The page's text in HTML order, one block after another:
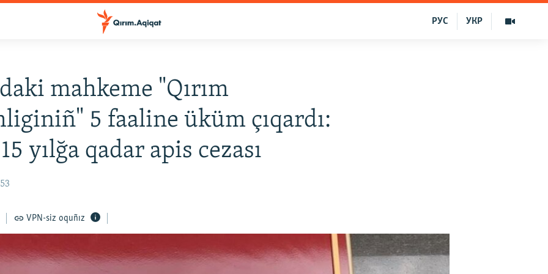
УКР
РУС
mahkeme "Qırım
5 faaline üküm çıqardı:
yılğa qadar apis cezası
VPN-siz oquñız